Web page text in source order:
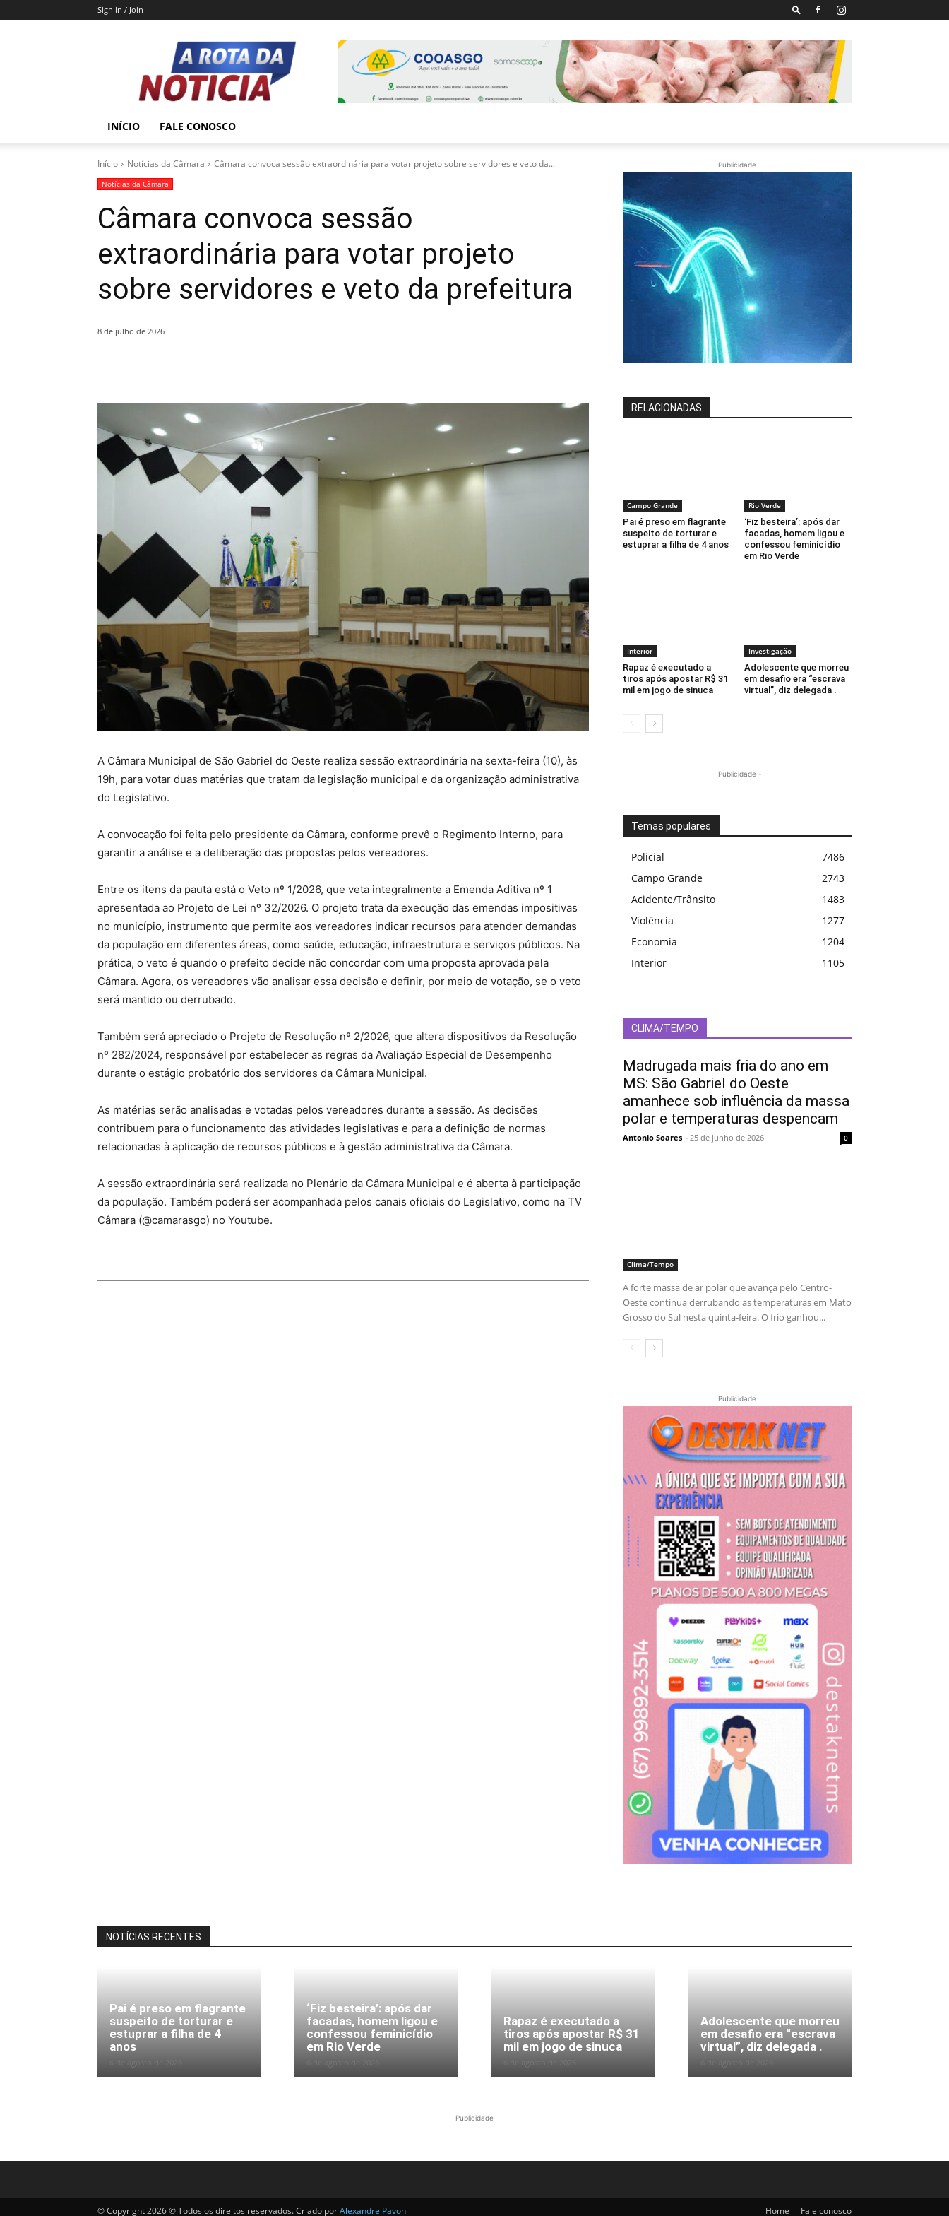
Sign in / Join
A
Rota
da
Notícia
INÍCIO FALE CONOSCO
Início Notícias da Câmara Câmara convoca sessão extraordinária para votar projeto sobre servidores e veto da...
Notícias da Câmara
Câmara convoca sessão
extraordinária para votar projeto
sobre servidores e veto da prefeitura
8 de julho de 2026
A Câmara Municipal de São Gabriel do Oeste realiza sessão extraordinária na sexta-feira (10), às
19h, para votar duas matérias que tratam da legislação municipal e da organização administrativa
do Legislativo.
A convocação foi feita pelo presidente da Câmara, conforme prevê o Regimento Interno, para
garantir a análise e a deliberação das propostas pelos vereadores.
Entre os itens da pauta está o Veto nº 1/2026, que veta integralmente a Emenda Aditiva nº 1
apresentada ao Projeto de Lei nº 32/2026. O projeto trata da execução das emendas impositivas
no município, instrumento que permite aos vereadores indicar recursos para atender demandas
da população em diferentes áreas, como saúde, educação, infraestrutura e serviços públicos. Na
prática, o veto é quando o prefeito decide não concordar com uma proposta aprovada pela
Câmara. Agora, os vereadores vão analisar essa decisão e definir, por meio de votação, se o veto
será mantido ou derrubado.
Também será apreciado o Projeto de Resolução nº 2/2026, que altera dispositivos da Resolução
nº 282/2024, responsável por estabelecer as regras da Avaliação Especial de Desempenho
durante o estágio probatório dos servidores da Câmara Municipal.
As matérias serão analisadas e votadas pelos vereadores durante a sessão. As decisões
contribuem para o funcionamento das atividades legislativas e para a definição de normas
relacionadas à aplicação de recursos públicos e à gestão administrativa da Câmara.
A sessão extraordinária será realizada no Plenário da Câmara Municipal e é aberta à participação
da população. Também poderá ser acompanhada pelos canais oficiais do Legislativo, como na TV
Câmara (@camarasgo) no Youtube.
Publicidade
RELACIONADAS
Campo Grande
Pai é preso em flagrante
suspeito de torturar e
estuprar a filha de 4 anos
Rio Verde
‘Fiz besteira’: após dar
facadas, homem ligou e
confessou feminicídio
em Rio Verde
Interior
Rapaz é executado a
tiros após apostar R$ 31
mil em jogo de sinuca
Investigação
Adolescente que morreu
em desafio era “escrava
virtual”, diz delegada .
- Publicidade -
Temas populares
Policial
7486
Campo Grande
2743
Acidente/Trânsito
1483
Violência
1277
Economia
1204
Interior
1105
CLIMA/TEMPO
Madrugada mais fria do ano em
MS: São Gabriel do Oeste
amanhece sob influência da massa
polar e temperaturas despencam
Antonio Soares - 25 de junho de 2026 0
Clima/Tempo
A forte massa de ar polar que avança pelo Centro-
Oeste continua derrubando as temperaturas em Mato
Grosso do Sul nesta quinta-feira. O frio ganhou...
Publicidade
NOTÍCIAS RECENTES
Pai é preso em flagrante
suspeito de torturar e
estuprar a filha de 4
anos
‘Fiz besteira’: após dar
facadas, homem ligou e
confessou feminicídio
em Rio Verde
Rapaz é executado a
tiros após apostar R$ 31
mil em jogo de sinuca
Adolescente que morreu
em desafio era “escrava
virtual”, diz delegada .
Publicidade
Home Fale conosco
© Copyright 2026 © Todos os direitos reservados. Criado porAlexandre Pavon